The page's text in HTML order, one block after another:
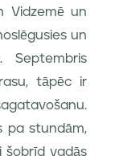
Vidzemē un
un
tāpēc ir
pa stundām,
šobrīd vadās